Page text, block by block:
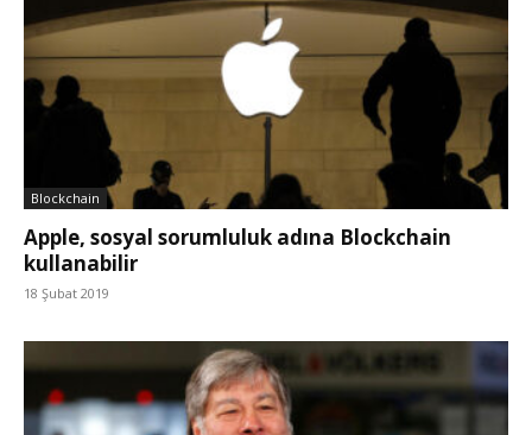
Blockchain
Apple, sosyal sorumluluk adına Blockchain
kullanabilir
18 Şubat 2019